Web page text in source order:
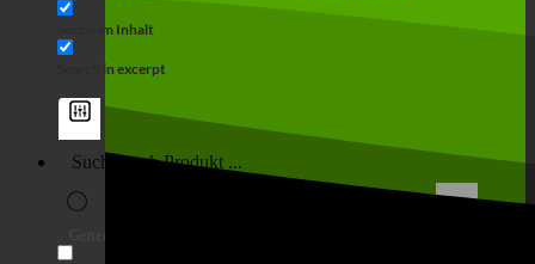
Suche im Inhalt
Search in excerpt
Suche